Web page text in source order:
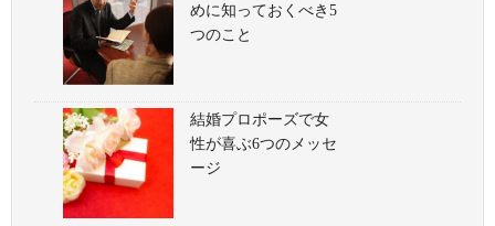
めに知っておくべき5
つのこと
結婚プロポーズで女
性が喜ぶ6つのメッセ
ージ